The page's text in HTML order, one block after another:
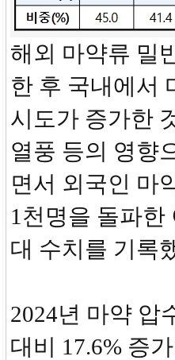
해외 마약류 밀
한 후 국내에서
시도가 증가한
열풍 등의 영향
면서 외국인 마
1천명을 돌파한
대 수치를 기록
2024년 마약 압
대비 17.6% 증